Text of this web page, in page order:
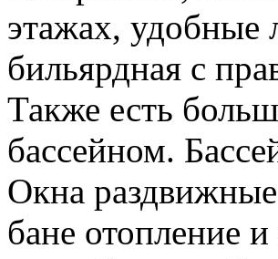
этажах, удобные
бильярдная с
Также есть
бассейном.
Окна
бане отопление